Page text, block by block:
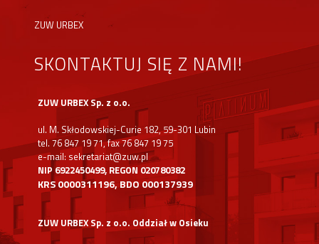
ZUW URBEX
SKONTAKTUJ SIĘ Z NAMI!
ZUW URBEX Sp. z o.o.
ul. M. Skłodowskiej-Curie 182, 59-301 Lubin
tel. 76 847 19 71, fax 76 847 19 75
e-mail: sekretariat@zuw.pl
NIP 6922450499, REGON 020780382
KRS 0000311196, BDO 000137939
ZUW URBEX Sp. z o.o. Oddział w Osieku